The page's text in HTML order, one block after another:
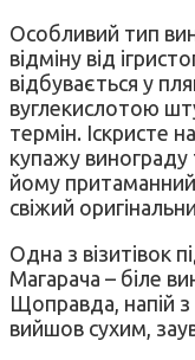
Особливий тип вин
відміну від
відбувається у
вуглекислотою
термін. Іскристе
купажу винограду
йому
свіжий
Одна з візитівок
Магарача – біле
Щоправда, напій
вийшов сухим,